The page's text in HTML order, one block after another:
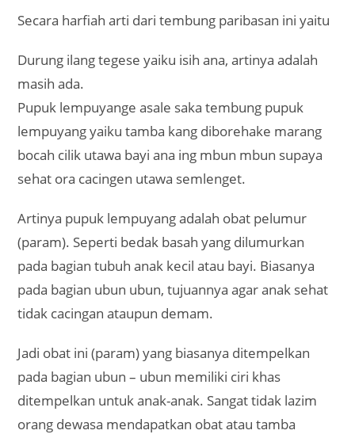
Secara harfiah arti dari tembung paribasan ini yaitu
Durung ilang tegese yaiku isih ana, artinya adalah
masih ada.
Pupuk lempuyange asale saka tembung pupuk
lempuyang yaiku tamba kang diborehake marang
bocah cilik utawa bayi ana ing mbun mbun supaya
sehat ora cacingen utawa semlenget.
Artinya pupuk lempuyang adalah obat pelumur
(param). Seperti bedak basah yang dilumurkan
pada bagian tubuh anak kecil atau bayi. Biasanya
pada bagian ubun ubun, tujuannya agar anak sehat
tidak cacingan ataupun demam.
Jadi obat ini (param) yang biasanya ditempelkan
pada bagian ubun – ubun memiliki ciri khas
ditempelkan untuk anak-anak. Sangat tidak lazim
orang dewasa mendapatkan obat atau tamba